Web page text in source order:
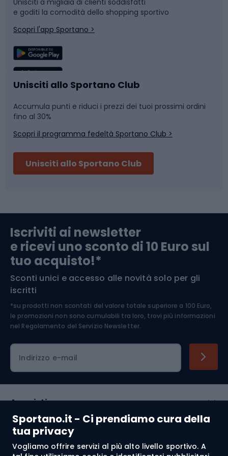
Sportano.it - Ci prendiamo cura della
tua privacy
Vogliamo offrire servizi al più alto livello sportivo. A
Corsa
Sport di squadra
Caschi da ciclismo
Skitouring
Abbigliamento da escursionismo
Snowboard
Camminata nordica
Nuoto
Pattinaggio
Componenti per biciclette
Arrampicata
Medicina dello sport
Abbigliamento ciclistico
Unisciti a migliaia di clienti soddisfatti
e goditi la comodità dello shopping sportivo
Scopri l'app Sportano >
Unisciti allo Sportano Club
Accumula punti e riduci i prezzi dei tuoi prossimi ordini
fino al 30%
Scopri il programma fedeltà Sportano Club >
Unisciti allo Sportano Club
Iscriviti ai newsletter
e ricevi uno sconto di 10 Euro sul
tuo acquisto!*
Sconti unici e accesso alle novità solo per gli
iscritti
*su prodotti non scontati del valore totale superiore a 100 Euro,
le promozioni non sono cumulabili tra loro, trovi più informazioni
nel Regolamento del Servizio Newsletter.
Indirizzo e-mail
Acquisti
Servizio clienti
Regolamento